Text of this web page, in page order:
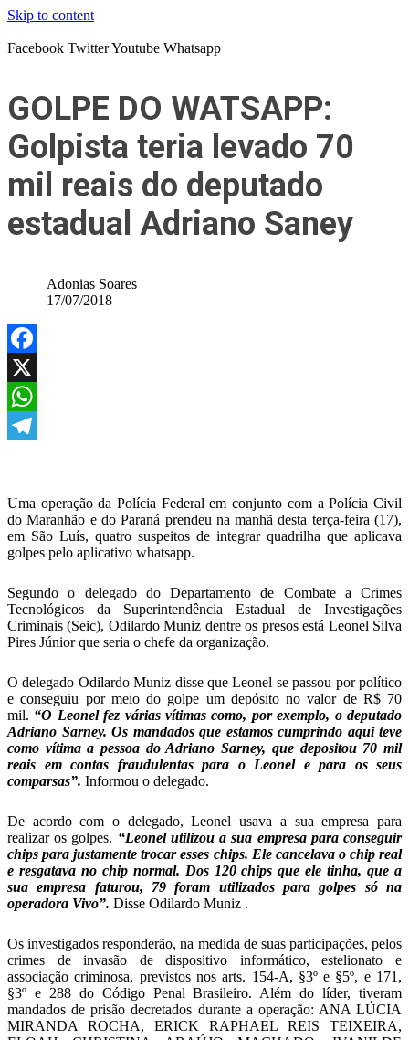
Skip to content
Facebook TwitterYoutube Whatsapp
GOLPE DO WATSAPP:
Golpista teria levado 70
mil reais do deputado
estadual Adriano Saney
Adonias Soares
17/07/2018
Facebook
X
WhatsApp
Uma operação da Polícia Federal em conjunto com a Polícia Civil
do Maranhão e do Paraná prendeu na manhã desta terça-feira (17),
em São Luís, quatro suspeitos de integrar quadrilha que aplicava
golpes pelo aplicativo whatsapp.
Segundo o delegado do Departamento de Combate a Crimes
Tecnológicos da Superintendência Estadual de Investigações
Criminais (Seic), Odilardo Muniz dentre os presos está Leonel Silva
Pires Júnior que seria o chefe da organização.
O delegado Odilardo Muniz disse que Leonel se passou por político
e conseguiu por meio do golpe um depósito no valor de R$ 70
mil. “O Leonel fez várias vítimas como, por exemplo, o deputado
Adriano Sarney. Os mandados que estamos cumprindo aqui teve
como vítima a pessoa do Adriano Sarney, que depositou 70 mil
reais em contas fraudulentas para o Leonel e para os seus
comparsas”. Informou o delegado.
De acordo com o delegado, Leonel usava a sua empresa para
realizar os golpes. “Leonel utilizou a sua empresa para conseguir
chips para justamente trocar esses chips. Ele cancelava o chip real
e resgatava no chip normal. Dos 120 chips que ele tinha, que a
sua empresa faturou, 79 foram utilizados para golpes só na
operadora Vivo”. Disse Odilardo Muniz .
Os investigados responderão, na medida de suas participações, pelos
crimes de invasão de dispositivo informático, estelionato e
associação criminosa, previstos nos arts. 154-A, §3º e §5º, e 171,
§3º e 288 do Código Penal Brasileiro. Além do líder, tiveram
mandados de prisão decretados durante a operação: ANA LÚCIA
MIRANDA ROCHA, ERICK RAPHAEL REIS TEIXEIRA,